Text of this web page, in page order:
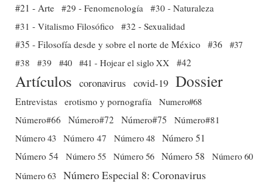
#21 - Arte #29 - Fenomenología
#30 - Naturaleza
#31 - Vitalismo Filosófico
#32 - Sexualidad
#35 - Filosofía desde y sobre el norte de México #36 #37
#38
#39 #40 #41 - Hojear el siglo XX #42
Artículos coronavirus covid-19 Dossier
Entrevistas erotismo y pornografía
Numero#68
Número#66
Número#72 Número#75
Número#81
Número 43 Número 47 Número 48 Número 51
Número 54 Número 55 Número 56 Número 58
Número 60
Número 63 Número Especial 8: Coronavirus